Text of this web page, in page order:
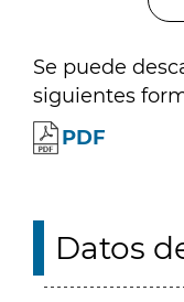
Se puede
siguientes
PDF
Datos